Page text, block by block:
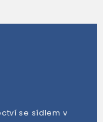
se sídlem v